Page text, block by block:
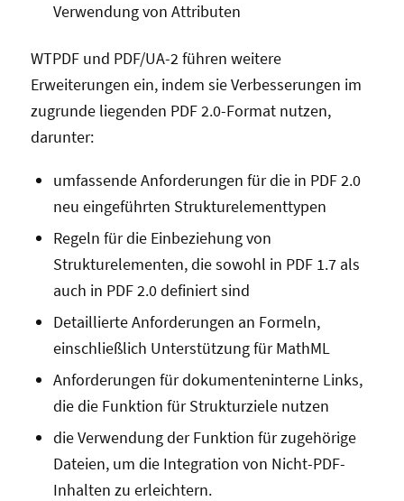
Verwendung von Attributen
WTPDF und PDF/UA-2 führen weitere
Erweiterungen ein, indem sie Verbesserungen im
zugrunde liegenden PDF 2.0-Format nutzen,
darunter:
umfassende Anforderungen für die in PDF 2.0
neu eingeführten Strukturelementtypen
Regeln für die Einbeziehung von
Strukturelementen, die sowohl in PDF 1.7 als
auch in PDF 2.0 definiert sind
Detaillierte Anforderungen an Formeln,
einschließlich Unterstützung für MathML
Anforderungen für dokumenteninterne Links,
die die Funktion für Strukturziele nutzen
die Verwendung der Funktion für zugehörige
Dateien, um die Integration von Nicht-PDF-
Inhalten zu erleichtern.